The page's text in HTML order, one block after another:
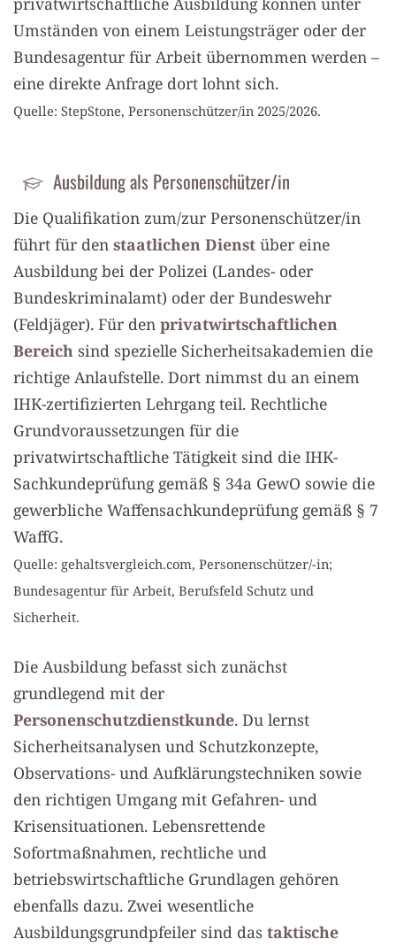
Umständen von einem Leistungsträger oder der
Bundesagentur für Arbeit übernommen werden –
eine direkte Anfrage dort lohnt sich.
Quelle: StepStone, Personenschützer/in 2025/2026.
Ausbildung als Personenschützer/in
Die Qualifikation zum/zur Personenschützer/in
führt für den staatlichen Dienst über eine
Ausbildung bei der Polizei (Landes- oder
Bundeskriminalamt) oder der Bundeswehr
(Feldjäger). Für den privatwirtschaftlichen
Bereich sind spezielle Sicherheitsakademien die
richtige Anlaufstelle. Dort nimmst du an einem
IHK-zertifizierten Lehrgang teil. Rechtliche
Grundvoraussetzungen für die
privatwirtschaftliche Tätigkeit sind die IHK-
Sachkundeprüfung gemäß § 34a GewO sowie die
gewerbliche Waffensachkundeprüfung gemäß § 7
WaffG.
Quelle: gehaltsvergleich.com, Personenschützer/-in;
Bundesagentur für Arbeit, Berufsfeld Schutz und
Sicherheit.
Die Ausbildung befasst sich zunächst
grundlegend mit der
Personenschutzdienstkunde. Du lernst
Sicherheitsanalysen und Schutzkonzepte,
Observations- und Aufklärungstechniken sowie
den richtigen Umgang mit Gefahren- und
Krisensituationen. Lebensrettende
Sofortmaßnahmen, rechtliche und
betriebswirtschaftliche Grundlagen gehören
ebenfalls dazu. Zwei wesentliche
Ausbildungsgrundpfeiler sind das taktische